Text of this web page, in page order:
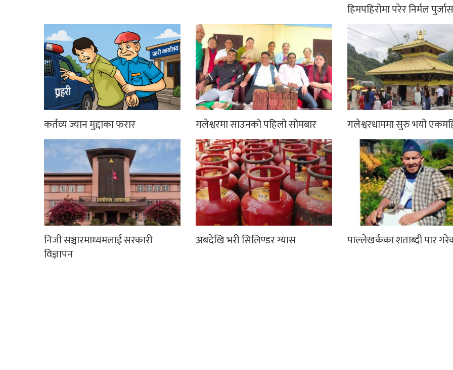
हिमपहिरोमा परेर निर्मल
कर्तव्य ज्यान मुद्दाका फरार गलेश्वरमा साउनको पहिलो सोमबार गलेश्वरधाममा सुरु भयो
निजी सञ्चारमाध्यमलाई सरकारी
विज्ञापन
अबदेखि भरी सिलिण्डर ग्यास पाल्लेखर्कका शताब्दी पार